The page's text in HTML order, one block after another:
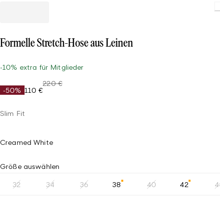
Formelle Stretch-Hose aus Leinen
-10% extra für Mitglieder
-50% 110 €
220 €
Slim Fit
Creamed White
Größe auswählen
32 34 36 38 40 42